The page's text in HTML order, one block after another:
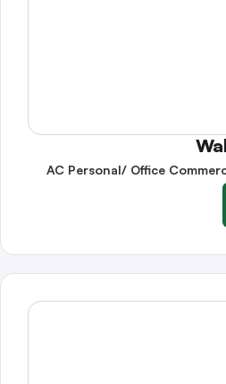
AC Personal/ Office